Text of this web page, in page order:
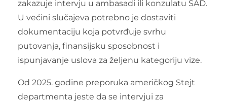
zakazuje intervju u ambasadi ili konzulatu SAD.
U većini slučajeva potrebno je dostaviti
dokumentaciju koja potvrđuje svrhu
putovanja, finansijsku sposobnost i
ispunjavanje uslova za željenu kategoriju vize.
Od 2025. godine preporuka američkog Stejt
departmenta jeste da se intervjui za